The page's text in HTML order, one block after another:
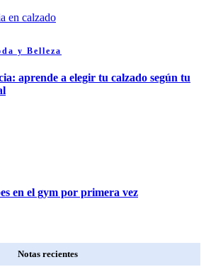
y Belleza
aprende a elegir tu calzado según tu
en el gym por primera vez
Notas recientes